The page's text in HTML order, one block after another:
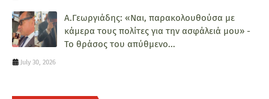
Α.Γεωργιάδης: «Ναι, παρακολουθούσα με
κάμερα τους πολίτες για την ασφάλειά μου» -
Το θράσος του απύθμενο...
July 30, 2026